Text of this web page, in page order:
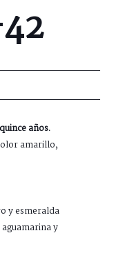
años.
amarillo,
y esmeralda
y